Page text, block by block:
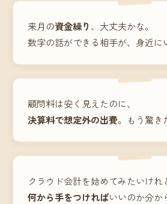
来月の資金繰り 、大丈夫かな。
数字の話ができる相手が、身近に
顧問料は安く見えたのに、
決算料で想定外の出費。もう驚き
クラウド会計を始めてみたいけれ
何から手をつければいいのか分か